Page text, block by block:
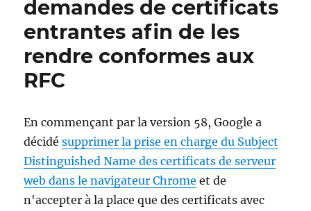
demandes de certificats
entrantes afin de les
rendre conformes aux
RFC
En commençant par la version 58, Google a
décidésupprimer la prise en charge du Subject
Distinguished Name des certificats de serveur
web dans le navigateur Chrome et de
n'accepter à la place que des certificats avec